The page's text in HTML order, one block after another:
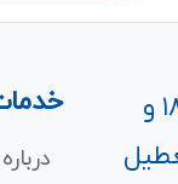
(ساعات کاری از ۱۰ الی ۱۸ و